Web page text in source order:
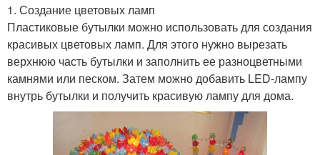
1. Создание цветовых ламп
Пластиковые бутылки можно использовать для создания
красивых цветовых ламп. Для этого нужно вырезать
верхнюю часть бутылки и заполнить ее разноцветными
камнями или песком. Затем можно добавить LED-лампу
внутрь бутылки и получить красивую лампу для дома.